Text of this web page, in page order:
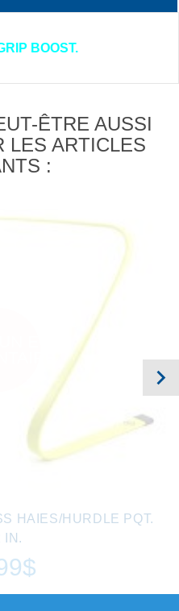
BOOST.
ÊTRE AUSSI
LES ARTICLES
:
HAIES/HURDLE PQT.
IN.